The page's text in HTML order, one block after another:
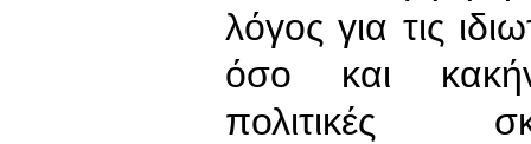
λόγος για τις
όσο και
πολιτικές